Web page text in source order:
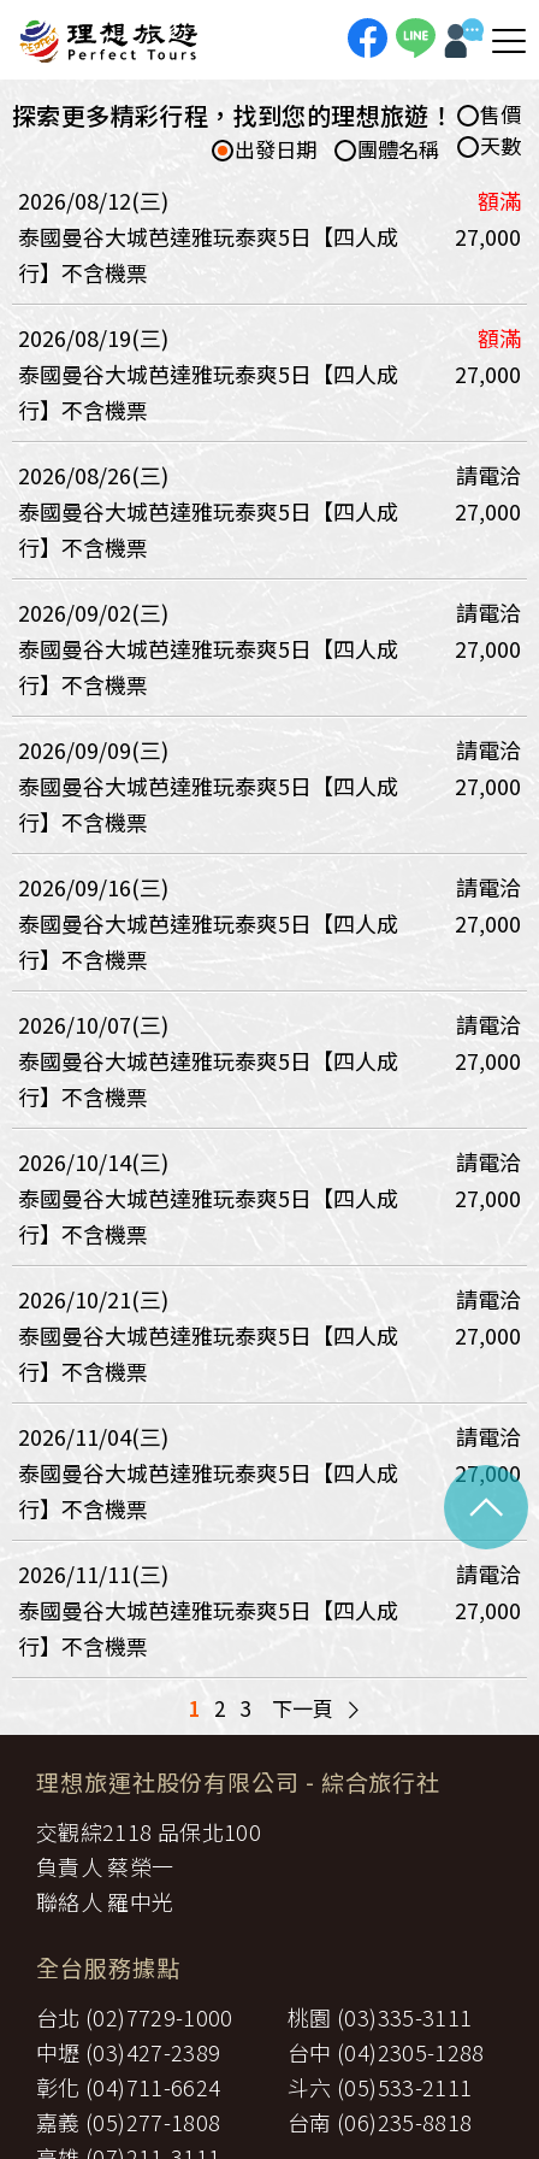
探索更多精彩行程，找到您的理想旅遊！
售價
天數
團體名稱
出發日期
2026/08/12(三)
額滿
泰國曼谷大城芭達雅玩泰爽5日【四人成
行】不含機票
27,000
2026/08/19(三)
額滿
泰國曼谷大城芭達雅玩泰爽5日【四人成
行】不含機票
27,000
2026/08/26(三)
請電洽
泰國曼谷大城芭達雅玩泰爽5日【四人成
行】不含機票
27,000
2026/09/02(三)
請電洽
泰國曼谷大城芭達雅玩泰爽5日【四人成
行】不含機票
27,000
2026/09/09(三)
請電洽
泰國曼谷大城芭達雅玩泰爽5日【四人成
行】不含機票
27,000
2026/09/16(三)
請電洽
泰國曼谷大城芭達雅玩泰爽5日【四人成
行】不含機票
27,000
2026/10/07(三)
請電洽
泰國曼谷大城芭達雅玩泰爽5日【四人成
行】不含機票
27,000
2026/10/14(三)
請電洽
泰國曼谷大城芭達雅玩泰爽5日【四人成
行】不含機票
27,000
2026/10/21(三)
請電洽
泰國曼谷大城芭達雅玩泰爽5日【四人成
行】不含機票
27,000
2026/11/04(三)
請電洽
泰國曼谷大城芭達雅玩泰爽5日【四人成
行】不含機票
27,000
2026/11/11(三)
請電洽
泰國曼谷大城芭達雅玩泰爽5日【四人成
行】不含機票
27,000
1 2 3 下一頁 >
理想旅運社股份有限公司 - 綜合旅行社
交觀綜2118 品保北100
負責人 蔡榮一
聯絡人 羅中光
全台服務據點
台北 (02)7729-1000
桃園 (03)335-3111
中壢 (03)427-2389
台中 (04)2305-1288
彰化 (04)711-6624
斗六 (05)533-2111
嘉義 (05)277-1808
台南 (06)235-8818
^